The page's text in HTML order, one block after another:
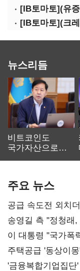
뉴스리듬
비트코인도
국가자산으로…'
주요 뉴스
공급 속도전 외치
리모델링' 제안
송영길 측 "정청래
총선 지휘 못해"
이 대통령 "국가폭
진실 밝혀야"
주택공급 '동상이
'금융복합기업집